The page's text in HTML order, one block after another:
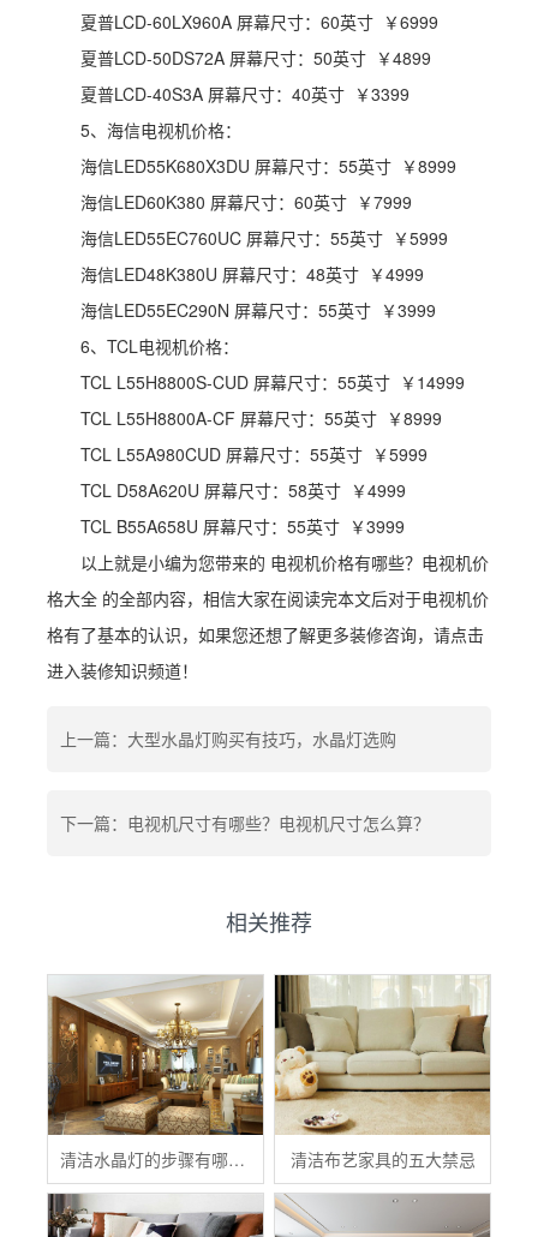
夏普LCD-60LX960A 屏幕尺寸：60英寸 ￥6999
夏普LCD-50DS72A 屏幕尺寸：50英寸 ￥4899
夏普LCD-40S3A 屏幕尺寸：40英寸 ￥3399
5、海信电视机价格：
海信LED55K680X3DU 屏幕尺寸：55英寸 ￥8999
海信LED60K380 屏幕尺寸：60英寸 ￥7999
海信LED55EC760UC 屏幕尺寸：55英寸 ￥5999
海信LED48K380U 屏幕尺寸：48英寸 ￥4999
海信LED55EC290N 屏幕尺寸：55英寸 ￥3999
6、TCL电视机价格：
TCL L55H8800S-CUD 屏幕尺寸：55英寸 ￥14999
TCL L55H8800A-CF 屏幕尺寸：55英寸 ￥8999
TCL L55A980CUD 屏幕尺寸：55英寸 ￥5999
TCL D58A620U 屏幕尺寸：58英寸 ￥4999
TCL B55A658U 屏幕尺寸：55英寸 ￥3999
以上就是小编为您带来的 电视机价格有哪些？电视机价
格大全 的全部内容，相信大家在阅读完本文后对于电视机价
格有了基本的认识，如果您还想了解更多装修咨询，请点击
进入装修知识频道！
上一篇：大型水晶灯购买有技巧，水晶灯选购
下一篇：电视机尺寸有哪些？电视机尺寸怎么算？
相关推荐
清洁水晶灯的步骤有哪些？ 清洁布艺家具的五大禁忌